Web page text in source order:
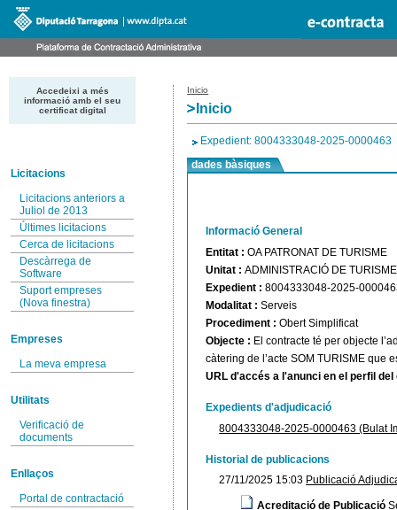
Accedeixi a més
informació amb el seu
certificat digital
Licitacions
Licitacions anteriors a
Juliol de 2013
Últimes licitacions
Cerca de licitacions
Descàrrega de
Software
Suport empreses
(Nova finestra)
Empreses
La meva empresa
Utilitats
Verificació de
documents
Enllaços
Portal de contractació
Inicio
Inicio
Expedient: 8004333048-2025-0000463
dades bàsiques
Informació General
Entitat :OA PATRONAT DE TURISME
Unitat :ADMINISTRACIÓ DE
Expedient :8004333048-2025-
Modalitat :Serveis
Procediment :Obert Simplificat
Objecte : El contracte té per objecte
càtering de l’acte SOM TURISME que
URL d'accés a l'anunci en el perfil
Expedients d'adjudicació
8004333048-2025-0000463 (Bulat
Historial de publicacions
27/11/2025 15:03 Publicació
Acreditació de Publicació